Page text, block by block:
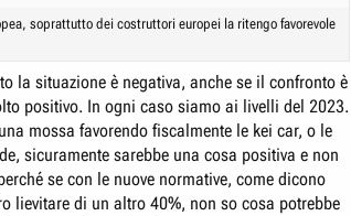
soprattutto dei costruttori europei la ritengo favorevole
la situazione è negativa, anche se il confronto è
positivo. In ogni caso siamo ai livelli del 2023.
mossa favorendo fiscalmente le kei car, o le
sicuramente sarebbe una cosa positiva e non
se con le nuove normative, come dicono
lievitare di un altro 40%, non so cosa potrebbe